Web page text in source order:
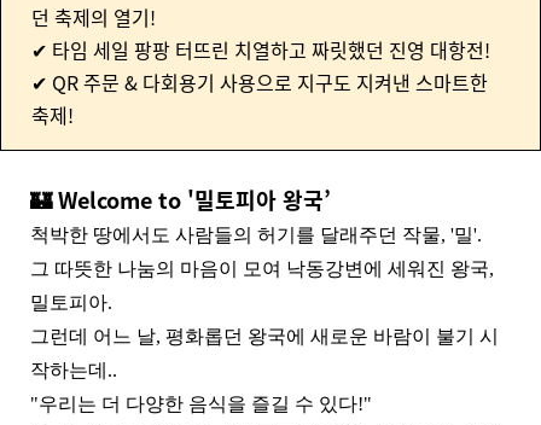
던 축제의 열기!
✔ 타임 세일 팡팡 터뜨린 치열하고 짜릿했던 진영 대항전!
✔ QR 주문 & 다회용기 사용으로 지구도 지켜낸 스마트한
축제!
🏰 Welcome to '밀토피아 왕국’
척박한 땅에서도 사람들의 허기를 달래주던 작물, '밀'.
그 따뜻한 나눔의 마음이 모여 낙동강변에 세워진 왕국,
밀토피아.
그런데 어느 날, 평화롭던 왕국에 새로운 바람이 불기 시
작하는데..
"우리는 더 다양한 음식을 즐길 수 있다!"